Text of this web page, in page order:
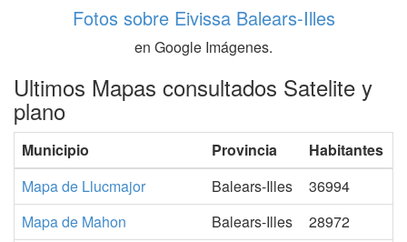
Fotos sobre Eivissa Balears-Illes
en Google Imágenes.
Ultimos Mapas consultados Satelite y
plano
Municipio Provincia
Habitantes
Mapa de Llucmajor
Balears-Illes
36994
Mapa de Mahon
Balears-Illes
28972